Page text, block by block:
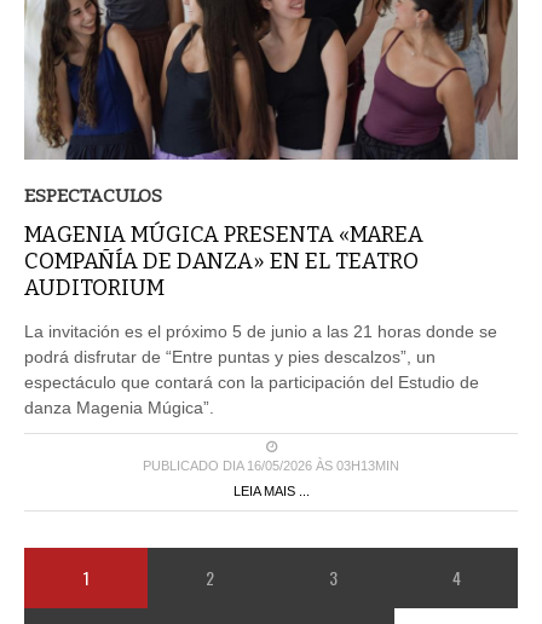
ESPECTACULOS
MAGENIA MÚGICA PRESENTA «MAREA
COMPAÑÍA DE DANZA» EN EL TEATRO
AUDITORIUM
La invitación es el próximo 5 de junio a las 21 horas donde se
podrá disfrutar de “Entre puntas y pies descalzos”, un
espectáculo que contará con la participación del Estudio de
danza Magenia Múgica”.
PUBLICADO DIA 16/05/2026 ÀS 03H13MIN
LEIA MAIS ...
1 2 3 4